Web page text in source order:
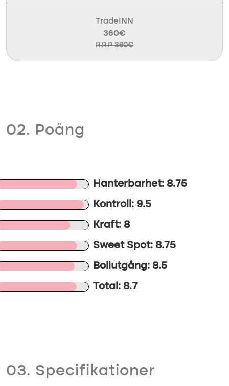
TradeINN
360€
R.R.P 360€
02. Poäng
Hanterbarhet: 8.75
Kontroll: 9.5
Kraft: 8
Sweet Spot: 8.75
Bollutgång: 8.5
Total: 8.7
03. Specifikationer